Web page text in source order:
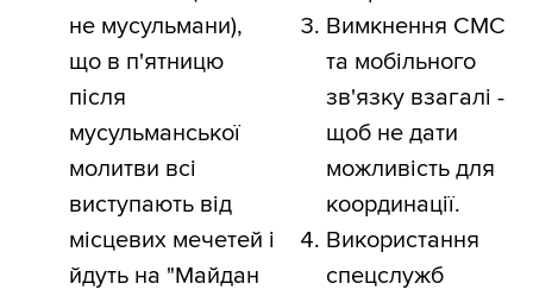
не мусульмани),
що в п'ятницю
після
мусульманської
молитви всі
виступають від
місцевих мечетей і
йдуть на "Майдан
Вимкнення СМС
та мобільного
зв'язку взагалі -
щоб не дати
можливість для
координації.
Використання
спецслужб